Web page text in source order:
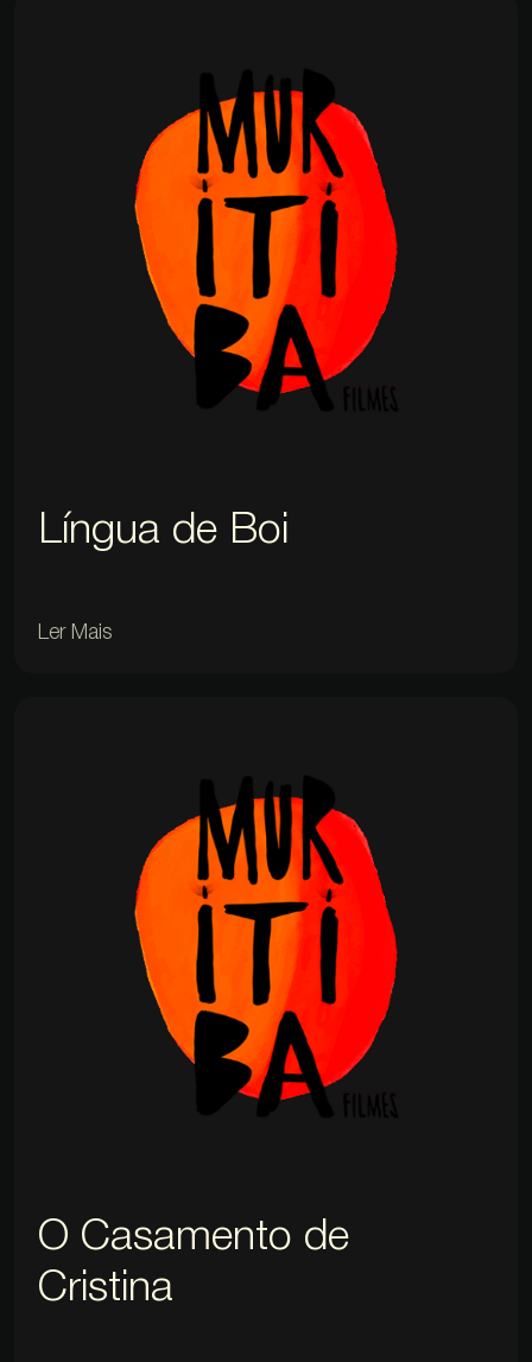
Língua de Boi
Ler Mais
O Casamento de
Cristina